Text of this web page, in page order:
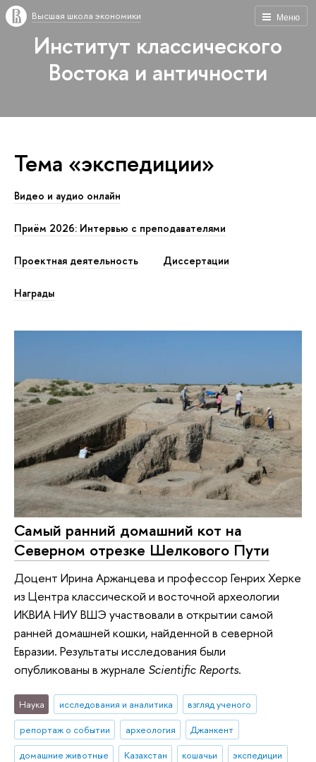
Меню
Высшая школа экономики
Институт классического
Востока и античности
Тема «экспедиции»
Видео и аудио онлайн
Приём 2026: Интервью с преподавателями
Проектная деятельность Диссертации
Награды
Самый ранний домашний кот на
Северном отрезке Шелкового Пути
Доцент Ирина Аржанцева и профессор Генрих Херке
из Центра классической и восточной археологии
ИКВИА НИУ ВШЭ участвовали в открытии самой
ранней домашней кошки, найденной в северной
Евразии. Результаты исследования были
опубликованы в журнале Scientific Reports.
Наука исследования и аналитика
взгляд ученого
репортаж о событии
археология
Джанкент
домашние животные
Казахстан кошачьи экспедиции